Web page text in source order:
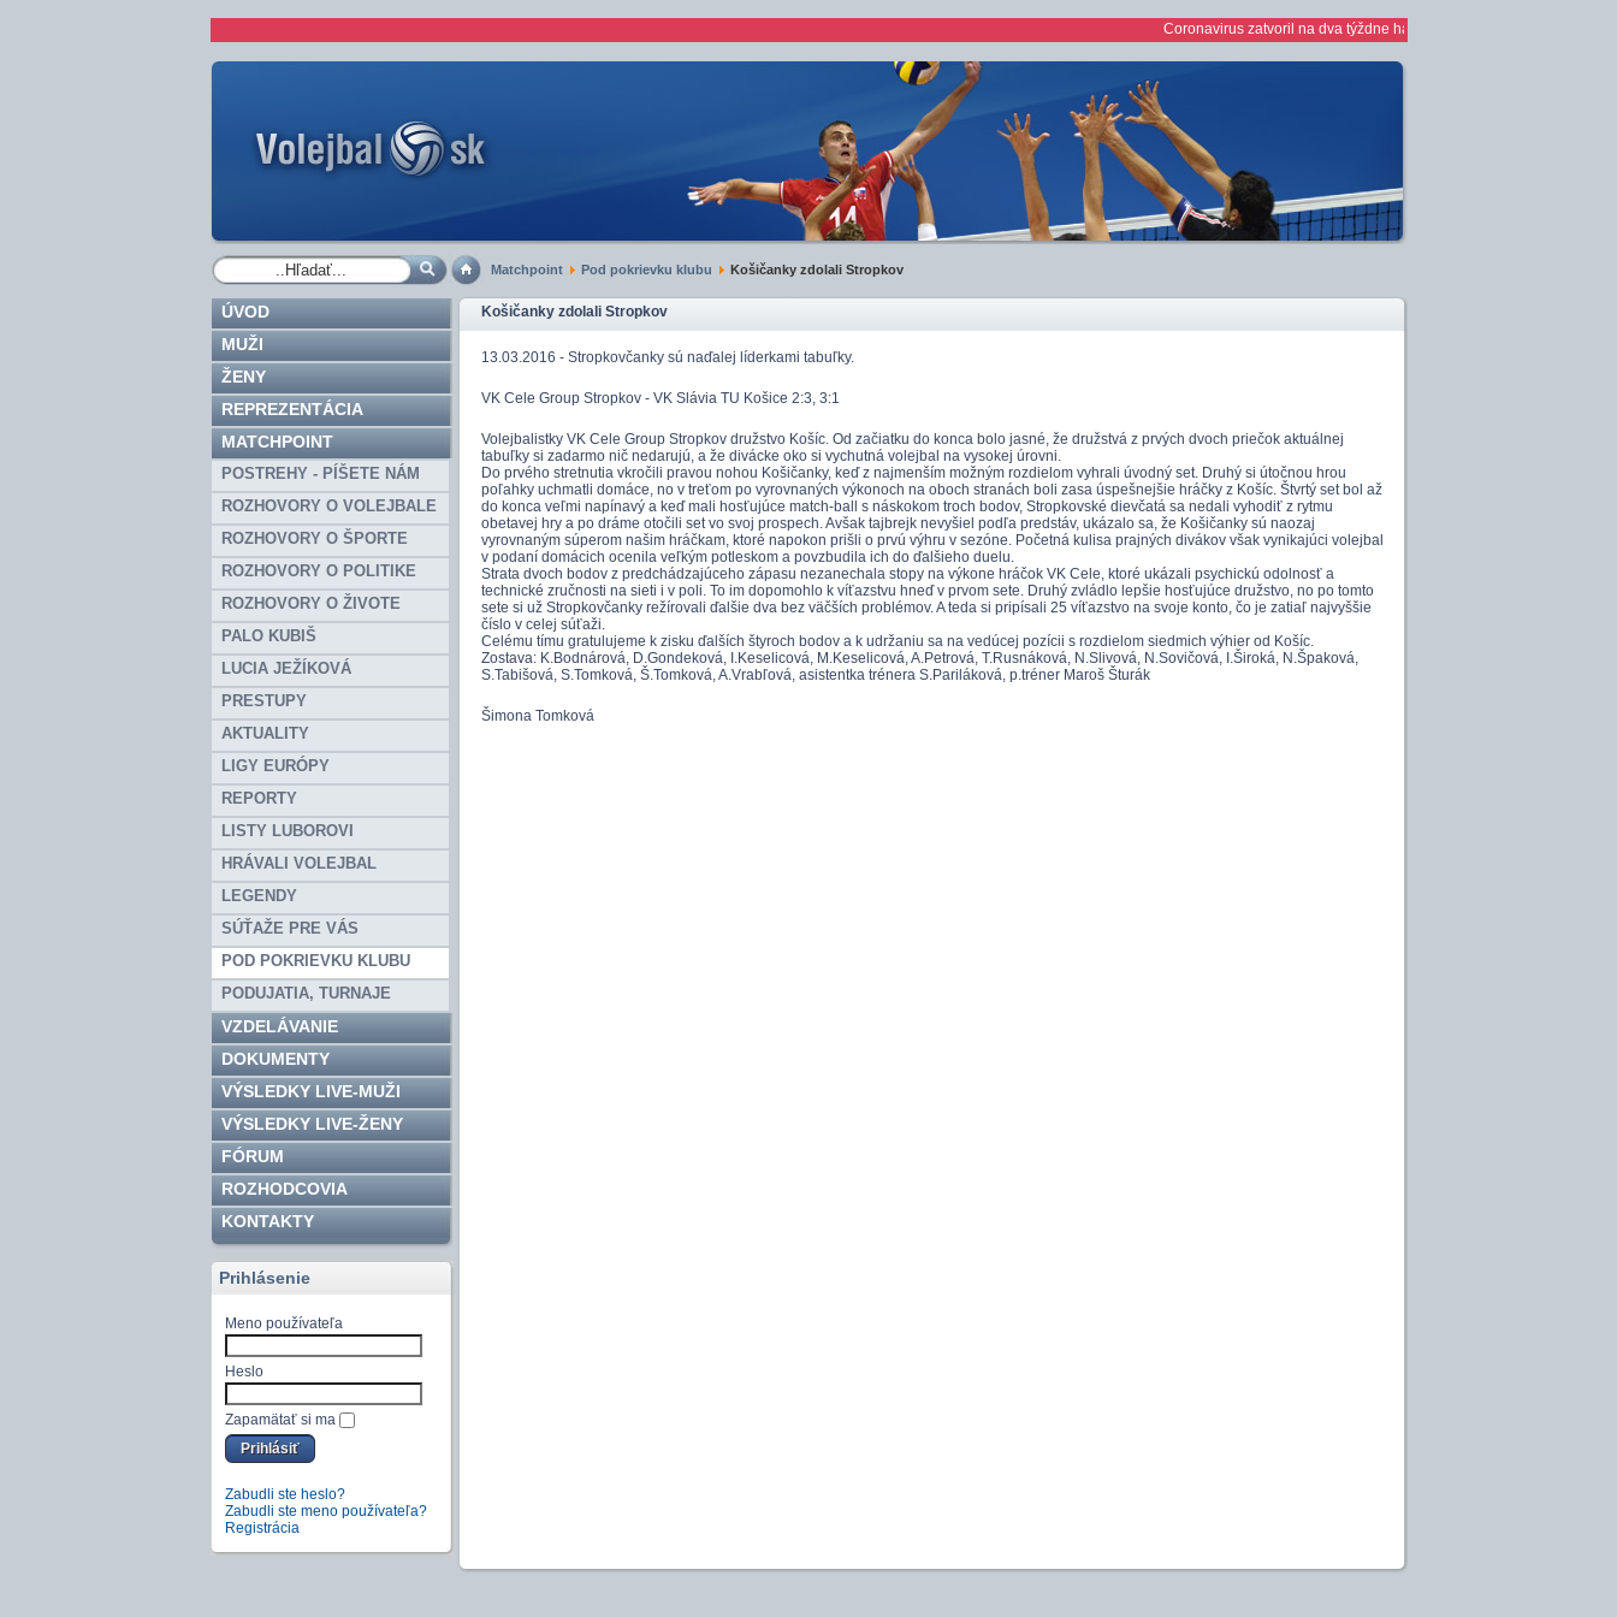
Coronavirus zatvoril na dva týždne haly *** 1/2 finále play off žien ***
Matchpoint Pod pokrievku klubu Košičanky zdolali Stropkov
ÚVOD
MUŽI
ŽENY
REPREZENTÁCIA
MATCHPOINT
POSTREHY - PÍŠETE NÁM
ROZHOVORY O VOLEJBALE
ROZHOVORY O ŠPORTE
ROZHOVORY O POLITIKE
ROZHOVORY O ŽIVOTE
PALO KUBIŠ
LUCIA JEŽÍKOVÁ
PRESTUPY
AKTUALITY
LIGY EURÓPY
REPORTY
LISTY LUBOROVI
HRÁVALI VOLEJBAL
LEGENDY
SÚŤAŽE PRE VÁS
POD POKRIEVKU KLUBU
PODUJATIA, TURNAJE
VZDELÁVANIE
DOKUMENTY
VÝSLEDKY LIVE-MUŽI
VÝSLEDKY LIVE-ŽENY
FÓRUM
ROZHODCOVIA
KONTAKTY
Prihlásenie
Meno používateľa
Heslo
Zapamätať si ma
Zabudli ste heslo?
Zabudli ste meno používateľa?
Registrácia
Košičanky zdolali Stropkov
13.03.2016 - Stropkovčanky sú naďalej líderkami tabuľky.
VK Cele Group Stropkov - VK Slávia TU Košice 2:3, 3:1
Volejbalistky VK Cele Group Stropkov družstvo Košíc. Od začiatku do konca bolo jasné, že družstvá z prvých dvoch priečok aktuálnej
tabuľky si zadarmo nič nedarujú, a že divácke oko si vychutná volejbal na vysokej úrovni.
Do prvého stretnutia vkročili pravou nohou Košičanky, keď z najmenším možným rozdielom vyhrali úvodný set. Druhý si útočnou hrou
poľahky uchmatli domáce, no v treťom po vyrovnaných výkonoch na oboch stranách boli zasa úspešnejšie hráčky z Košíc. Štvrtý set bol až
do konca veľmi napínavý a keď mali hosťujúce match-ball s náskokom troch bodov, Stropkovské dievčatá sa nedali vyhodiť z rytmu
obetavej hry a po dráme otočili set vo svoj prospech. Avšak tajbrejk nevyšiel podľa predstáv, ukázalo sa, že Košičanky sú naozaj
vyrovnaným súperom našim hráčkam, ktoré napokon prišli o prvú výhru v sezóne. Početná kulisa prajných divákov však vynikajúci volejbal
v podaní domácich ocenila veľkým potleskom a povzbudila ich do ďalšieho duelu.
Strata dvoch bodov z predchádzajúceho zápasu nezanechala stopy na výkone hráčok VK Cele, ktoré ukázali psychickú odolnosť a
technické zručnosti na sieti i v poli. To im dopomohlo k víťazstvu hneď v prvom sete. Druhý zvládlo lepšie hosťujúce družstvo, no po tomto
sete si už Stropkovčanky režírovali ďalšie dva bez väčších problémov. A teda si pripísali 25 víťazstvo na svoje konto, čo je zatiaľ najvyššie
číslo v celej súťaži.
Celému tímu gratulujeme k zisku ďalších štyroch bodov a k udržaniu sa na vedúcej pozícii s rozdielom siedmich výhier od Košíc.
Zostava: K.Bodnárová, D.Gondeková, I.Keselicová, M.Keselicová, A.Petrová, T.Rusnáková, N.Slivová, N.Sovičová, I.Široká, N.Špaková,
S.Tabišová, S.Tomková, Š.Tomková, A.Vrabľová, asistentka trénera S.Pariláková, p.tréner Maroš Šturák
Šimona Tomková